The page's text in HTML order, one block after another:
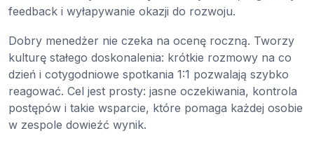
feedback i wyłapywanie okazji do rozwoju.
Dobry menedżer nie czeka na ocenę roczną. Tworzy
kulturę stałego doskonalenia: krótkie rozmowy na co
dzień i cotygodniowe spotkania 1:1 pozwalają szybko
reagować. Cel jest prosty: jasne oczekiwania, kontrola
postępów i takie wsparcie, które pomaga każdej osobie
w zespole dowieźć wynik.